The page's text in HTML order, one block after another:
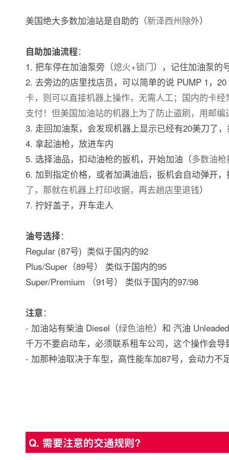
美国绝大多数加油站是自助的（新泽西州除外）
自助加油流程：
1. 把车停在加油泵旁（熄火+锁门），记住加油泵的
2. 去旁边的店里找店员，可以简单的说 PUMP 1，
卡，则可以直接机器上操作，无需人工；国内的卡
支付！但美国加油站的机器上为了防止盗刷，用邮
3. 走回加油泵，会发现机器上显示已经有20美刀了
4. 拿起油枪，放进车内
5. 选择油品，扣动油枪的扳机，开始加油（多数油
6. 加到指定价格，或者加满油后，扳机会自动弹开
了，那就在机器上打印收据，再去趟店里退钱）
7. 拧好盖子，开车走人
油号选择：
Regular (87号) 类似于国内的92
Plus/Super（89号） 类似于国内的95
Super/Premium （91号） 类似于国内的97/98
注意：
- 加油站有柴油 Diesel（绿色油枪）和 汽油
千万不要启动车，必须联系租车公司，这个操作会
- 加那种油取决于车型，高性能车加87号，会动力
Q. 需要注意的交通规则?